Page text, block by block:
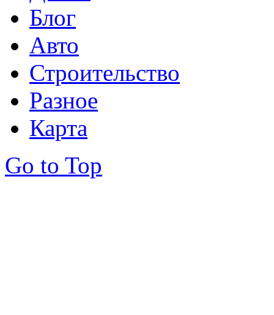
Блог
Авто
Строительство
Разное
Карта
Go to Top